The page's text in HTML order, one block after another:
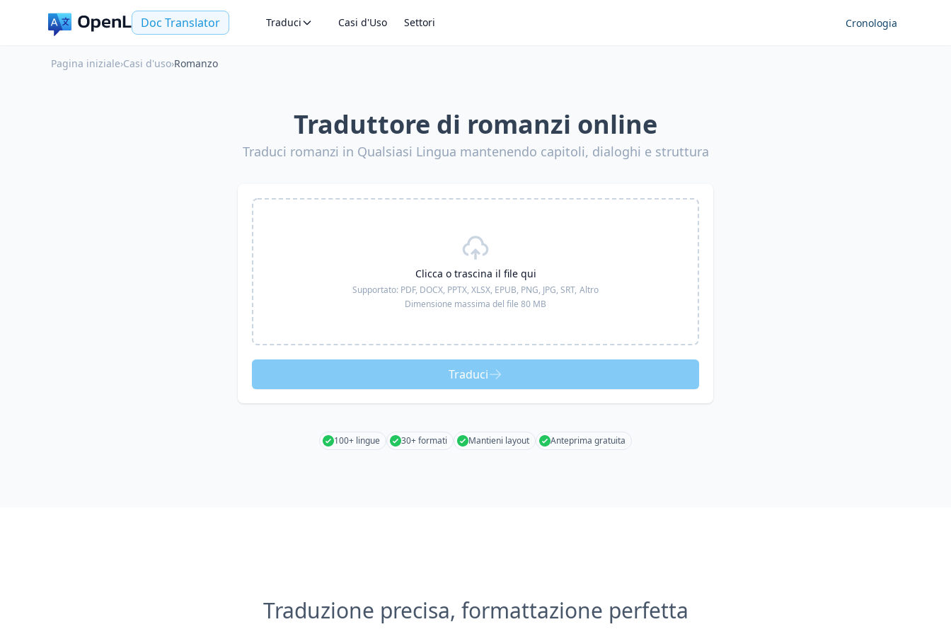
Doc Translator Traduci Casi d'Uso Settori Cronologia
Pagina iniziale›Casi d'uso›Romanzo
Traduttore di romanzi online
Traduci romanzi in Qualsiasi Lingua mantenendo capitoli, dialoghi e struttura
Clicca o trascina il file qui
Supportato: PDF, DOCX, PPTX, XLSX, EPUB, PNG, JPG, SRT, Altro
Dimensione massima del file 80 MB
Traduci
100+ lingue 30+ formati Mantieni layout Anteprima gratuita
Traduzione precisa, formattazione perfetta